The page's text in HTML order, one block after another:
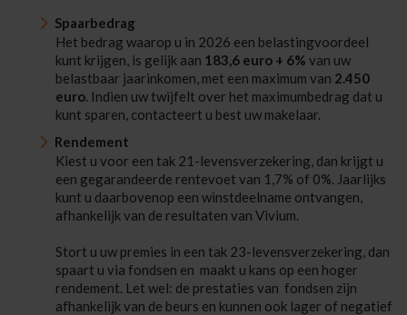
Spaarbedrag
Het bedrag waarop u in 2026 een belastingvoordeel
kunt krijgen, is gelijk aan 183,6 euro + 6% van uw
belastbaar jaarinkomen, met een maximum van 2.450
euro. Indien uw twijfelt over het maximumbedrag dat u
kunt sparen, contacteert u best uw makelaar.
Rendement
Kiest u voor een tak 21-levensverzekering, dan krijgt u
een gegarandeerde rentevoet van 1,7% of 0%. Jaarlijks
kunt u daarbovenop een winstdeelname ontvangen,
afhankelijk van de resultaten van Vivium.
Stort u uw premies in een tak 23-levensverzekering, dan
spaart u via fondsen en maakt u kans op een hoger
rendement. Let wel: de prestaties van fondsen zijn
afhankelijk van de beurs en kunnen ook lager of negatief